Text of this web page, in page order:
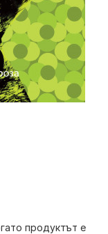
продуктът е